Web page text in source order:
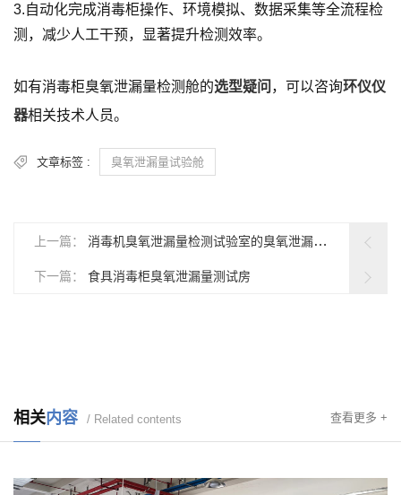
3.自动化完成消毒柜操作、环境模拟、数据采集等全流程检
测，减少人工干预，显著提升检测效率。
如有消毒柜臭氧泄漏量检测舱的选型疑问 ，可以咨询环仪仪
器相关技术人员。
文章标签 : 臭氧泄漏量试验舱
上一篇： 消毒机臭氧泄漏量检测试验室的臭氧泄漏量检测方法
下一篇： 食具消毒柜臭氧泄漏量测试房
相关内容 / Related contents 查看更多 +